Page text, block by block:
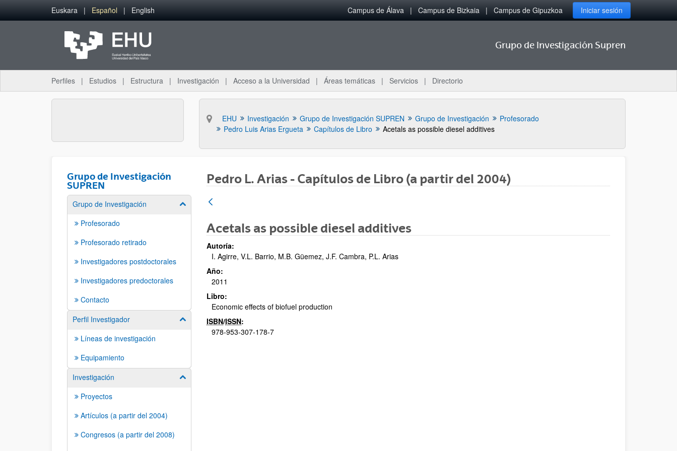
Saltar al contenido principal
Euskara Español English Campus de Álava Campus de Bizkaia Campus de Gipuzkoa Iniciar sesión
Grupo de Investigación Supren
Perfiles Estudios Estructura Investigación Acceso a la Universidad Áreas temáticas Servicios Directorio
EHU Investigación Grupo de Investigación SUPREN Grupo de Investigación
Profesorado
Pedro Luis Arias Ergueta
Capítulos de Libro Acetals as possible diesel additives
Grupo de Investigación
SUPREN
Grupo de Investigación Mostrar/ocultar subpáginas
Profesorado
Profesorado retirado
Investigadores postdoctorales
Investigadores predoctorales
Contacto
Perfil Investigador
Mostrar/ocultar subpáginas
Líneas de investigación
Equipamiento
Investigación
Mostrar/ocultar subpáginas
Proyectos
Artículos (a partir del 2004)
Congresos (a partir del 2008)
Pedro L. Arias - Capítulos de Libro (a partir del 2004)
Acetals as possible diesel additives
Autoría:
I. Agirre, V.L. Barrio, M.B. Güemez, J.F. Cambra, P.L. Arias
Año:
2011
Libro:
Economic effects of biofuel production
ISBN/ISSN:
978-953-307-178-7